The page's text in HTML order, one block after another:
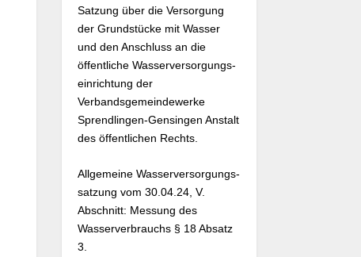
Satzung über die Versorgung
der Grundstücke mit Wasser
und den Anschluss an die
öffentliche Wasserversorgungs­
einrichtung der
Verbandsgemeinde­werke
Sprendlingen-Gensingen Anstalt
des öffentlichen Rechts.
Allgemeine Wasserversorgungs­
satzung vom 30.04.24, V.
Abschnitt: Messung des
Wasser­verbrauchs § 18 Absatz
3.